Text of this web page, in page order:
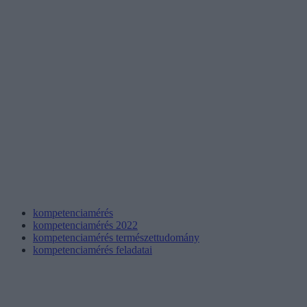
kompetenciamérés
kompetenciamérés 2022
kompetenciamérés természettudomány
kompetenciamérés feladatai